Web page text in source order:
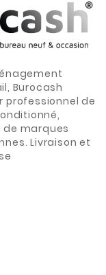
Burocash
professionnel de
marques
Livraison et